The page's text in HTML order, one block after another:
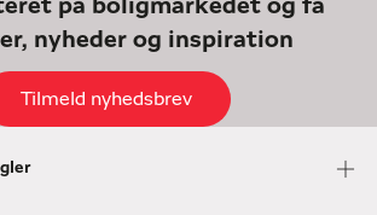
på boligmarkedet og få
nyheder og inspiration
Tilmeld nyhedsbrev